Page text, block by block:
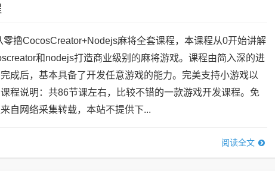
零撸CocosCreator+Nodejs麻将全套课程，本课程从0开始讲解
和nodejs打造商业级别的麻将游戏。课程由简入深的进
成后，基本具备了开发任意游戏的能力。完美支持小游戏以
程说明：共86节课左右，比较不错的一款游戏开发课程。免
自网络采集转载，本站不提供下...
阅读全文